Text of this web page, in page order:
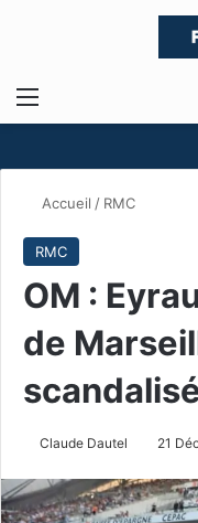
Menu
Accueil / RMC
RMC
OM :
de
Claude Dautel 21